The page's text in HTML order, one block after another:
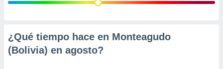
e
mediante
¿Qué tiempo hace en Monteagudo
(Bolivia) en agosto?